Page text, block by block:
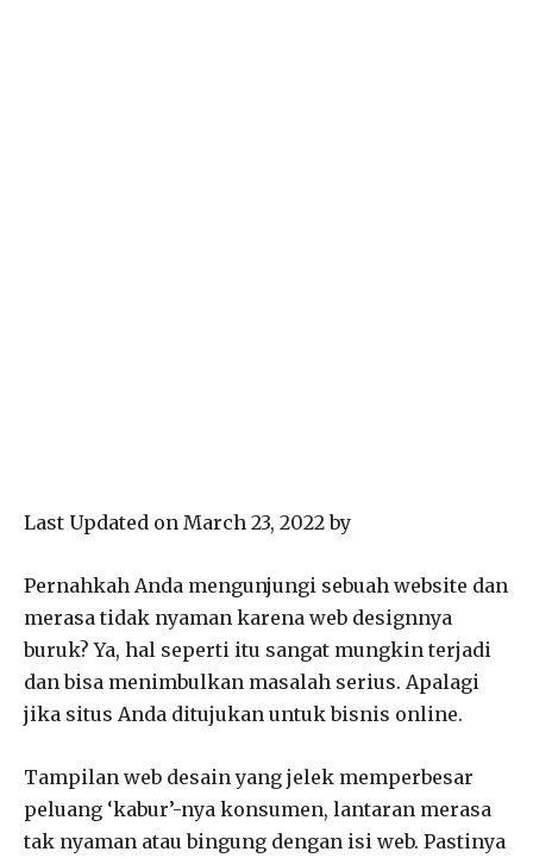
Last Updated on March 23, 2022 by
Pernahkah Anda mengunjungi sebuah website dan
merasa tidak nyaman karena web designnya
buruk? Ya, hal seperti itu sangat mungkin terjadi
dan bisa menimbulkan masalah serius. Apalagi
jika situs Anda ditujukan untuk bisnis online.
Tampilan web desain yang jelek memperbesar
peluang ‘kabur’-nya konsumen, lantaran merasa
tak nyaman atau bingung dengan isi web. Pastinya